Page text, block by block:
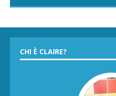
CHI È CLAIRE?